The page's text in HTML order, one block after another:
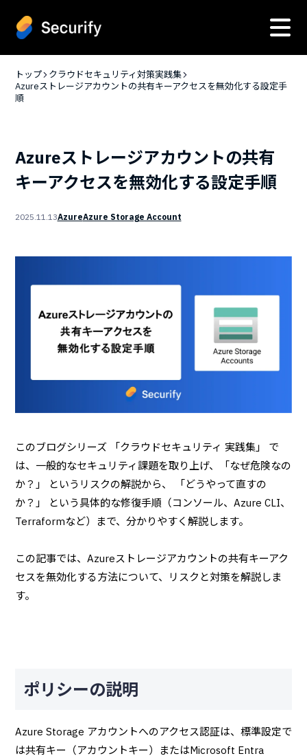
トップ
クラウドセキュリティ対策実践集
Azureストレージアカウントの共有キーアクセスを無効化する設定手
順
Azureストレージアカウントの共有
キーアクセスを無効化する設定手順
2025.11.13AzureAzure Storage Account
このブログシリーズ 「クラウドセキュリティ 実践集」 で
は、一般的なセキュリティ課題を取り上げ、「なぜ危険なの
か？」 というリスクの解説から、 「どうやって直すの
か？」 という具体的な修復手順（コンソール、Azure CLI、
Terraformなど）まで、分かりやすく解説します。
この記事では、Azureストレージアカウントの共有キーアク
セスを無効化する方法について、リスクと対策を解説しま
す。
ポリシーの説明
Azure Storage アカウントへのアクセス認証は、標準設定で
は共有キー（アカウントキー）またはMicrosoft Entra